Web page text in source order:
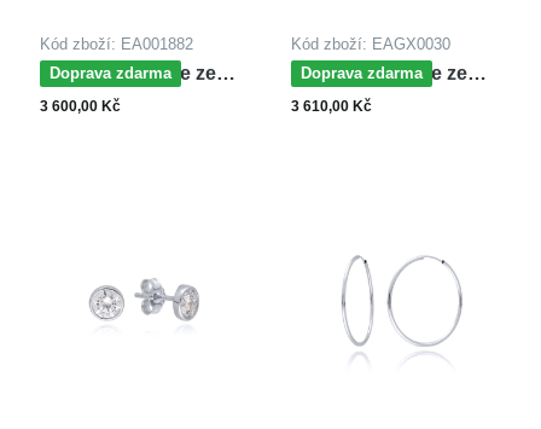
Kód zboží: EA001882
Doprava zdarma
MOISS náušnice ze
žlutého zlata
3 600,00 Kč
Kód zboží: EAGX0030
Doprava zdarma
MOISS náušnice ze
žlutého zlata LAZURIT
3 610,00 Kč